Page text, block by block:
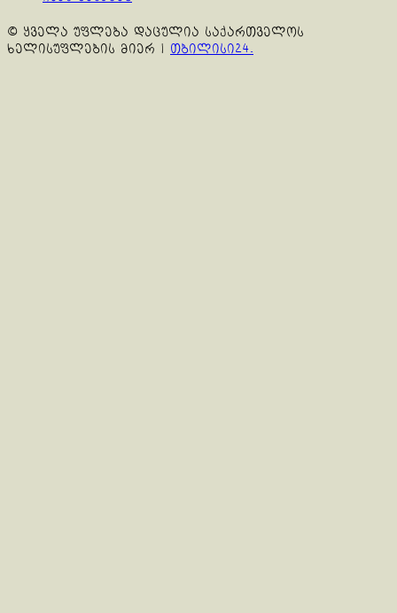
© ყველა უფლება დაცულია საქართველოს
ხელისუფლების მიერ | თბილისი24.